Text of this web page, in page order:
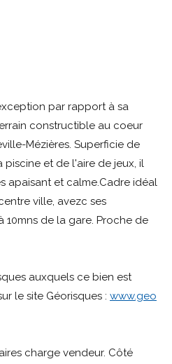
par rapport à sa
constructible au coeur
Mézières. Superficie de
piscine et de l'aire de jeux, il
apaisant et calme.Cadre idéal
ville, avezc ses
10mns de la gare. Proche de
auxquels ce bien est
le site Géorisques : www.geo
charge vendeur. Côté